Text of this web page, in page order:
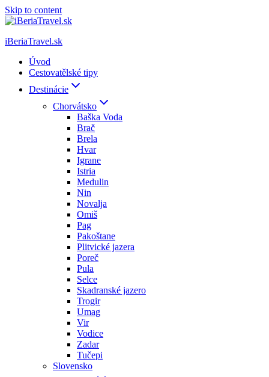
Skip to content
iBeriaTravel.sk
Úvod
Cestovatělské tipy
Destinácie
Chorvátsko
Baška Voda
Brač
Brela
Hvar
Igrane
Istria
Medulin
Nin
Novalja
Omiš
Pag
Pakoštane
Plitvické jazera
Poreč
Pula
Selce
Skadranské jazero
Trogir
Umag
Vir
Vodice
Zadar
Tučepi
Slovensko